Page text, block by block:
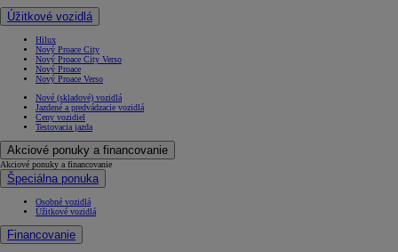
Úžitkové vozidlá
Hilux
Nový Proace City
Nový Proace City Verso
Nový Proace
Nový Proace Verso
Nové (skladové) vozidlá
Jazdené a predvádzacie vozidlá
Ceny vozidiel
Testovacia jazda
Akciové ponuky a financovanie
Akciové ponuky a financovanie
Špeciálna ponuka
Osobné vozidlá
Úžitkové vozidlá
Financovanie